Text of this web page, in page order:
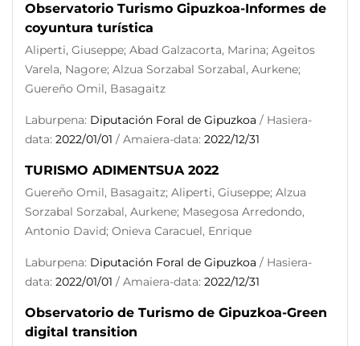
Observatorio Turismo Gipuzkoa-Informes de
coyuntura turística
Aliperti, Giuseppe; Abad Galzacorta, Marina; Ageitos
Varela, Nagore; Alzua Sorzabal Sorzabal, Aurkene;
Guereño Omil, Basagaitz
Laburpena: Diputación Foral de Gipuzkoa / Hasiera-
data: 2022/01/01 / Amaiera-data: 2022/12/31
TURISMO ADIMENTSUA 2022
Guereño Omil, Basagaitz; Aliperti, Giuseppe; Alzua
Sorzabal Sorzabal, Aurkene; Masegosa Arredondo,
Antonio David; Onieva Caracuel, Enrique
Laburpena: Diputación Foral de Gipuzkoa / Hasiera-
data: 2022/01/01 / Amaiera-data: 2022/12/31
Observatorio de Turismo de Gipuzkoa-Green
digital transition